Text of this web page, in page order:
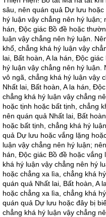
sâu, nên quán quả Dự lưu
hý luận vậy chẳng nên hý luận;
hán, Độc giác Bồ đề hoặc
luận vậy chẳng nên hý luận.
khổ, chẳng khá hý luận vậy
lai, Bất hoàn, A la hán, Độc
hý luận vậy chẳng nên hý
vô ngã, chẳng khá hý luận vậy
Nhất lai, Bất hoàn, A la hán,
chẳng khá hý luận vậy chẳng
hoặc tịnh hoặc bất tịnh, chẳng
nên quán quả Nhất lai, Bất
hoặc bất tịnh, chẳng khá hý
quả Dự lưu hoặc vắng lặng
luận vậy chẳng nên hý luận;
hán, Độc giác Bồ đề hoặc vắng
khá hý luận vậy chẳng nên hý
hoặc chẳng xa lìa, chẳng khá
quán quả Nhất lai, Bất hoàn, A
hoặc chẳng xa lìa, chẳng khá
quán quả Dự lưu hoặc đây bị
chẳng khá hý luận vậy chẳng